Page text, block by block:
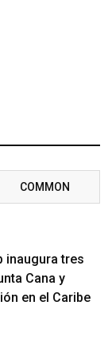
COMMON
inaugura tres
Cana y
en el Caribe